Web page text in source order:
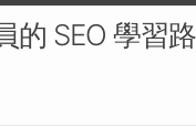
的 SEO 學習